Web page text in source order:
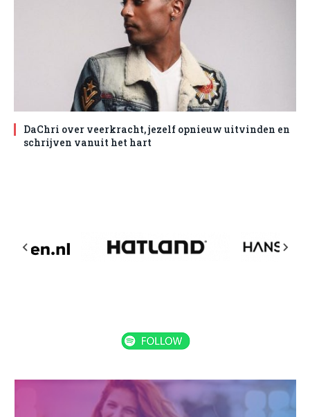
DaChri over veerkracht, jezelf opnieuw uitvinden en
schrijven vanuit het hart